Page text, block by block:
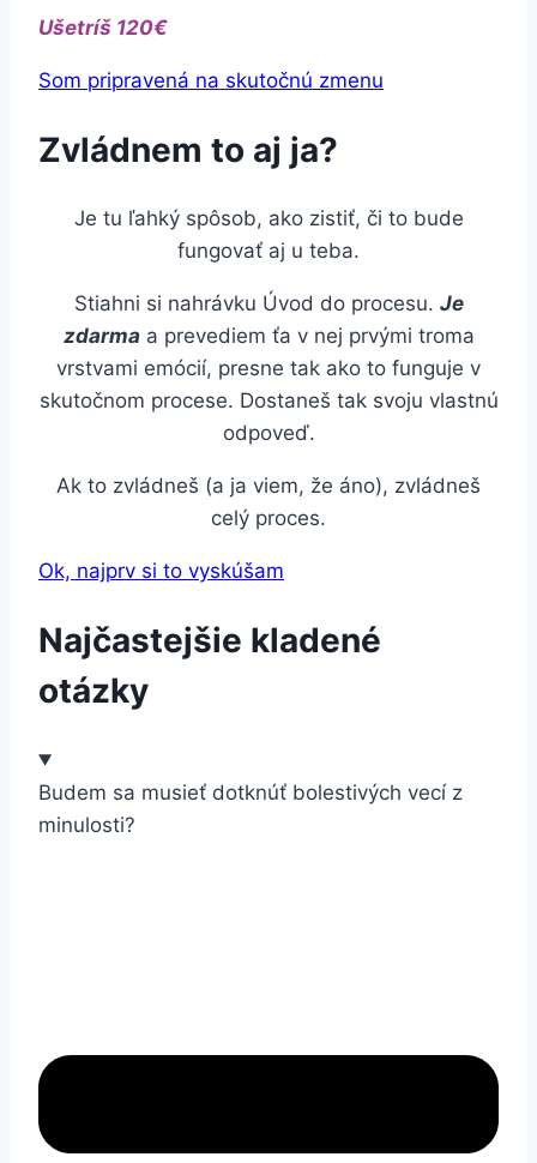
Ušetríš 120€
Som pripravená na skutočnú zmenu
Zvládnem to aj ja?
Je tu ľahký spôsob, ako zistiť, či to bude
fungovať aj u teba.
Stiahni si nahrávku Úvod do procesu. Je
zdarmaa prevediem ťa v nej prvými troma
vrstvami emócií, presne tak ako to funguje v
skutočnom procese. Dostaneš tak svoju vlastnú
odpoveď.
Ak to zvládneš (a ja viem, že áno), zvládneš
celý proces.
Ok, najprv si to vyskúšam
Najčastejšie kladené
otázky
Budem sa musieť dotknúť bolestivých vecí z
minulosti?